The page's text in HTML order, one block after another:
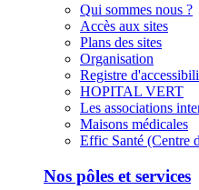
Qui sommes nous ?
Accès aux sites
Plans des sites
Organisation
Registre
HOPITAL VERT
Les associations
Maisons médicales
Effic Santé (Centre
Nos pôles et services